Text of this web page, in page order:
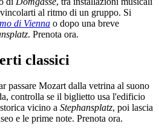
al ritmo di un gruppo. Si
di Vienna o dopo una breve
. Prenota ora.
classici
passare Mozart dalla vetrina al suono
controlla se il biglietto usa l'edificio
vicino a Stephansplatz, poi lascia
e le prime note. Prenota ora.